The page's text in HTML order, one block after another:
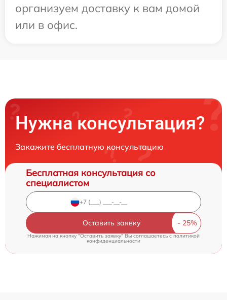
организуем доставку к вам домой
или в офис.
Нужна консультация?
Закажите бесплатную консультацию
Бесплатная консультация со
специалистом
Оставить заявку
Нажимая на кнопку "Оставить заявку" Вы соглашаетесь cполитикой
конфиденциальности